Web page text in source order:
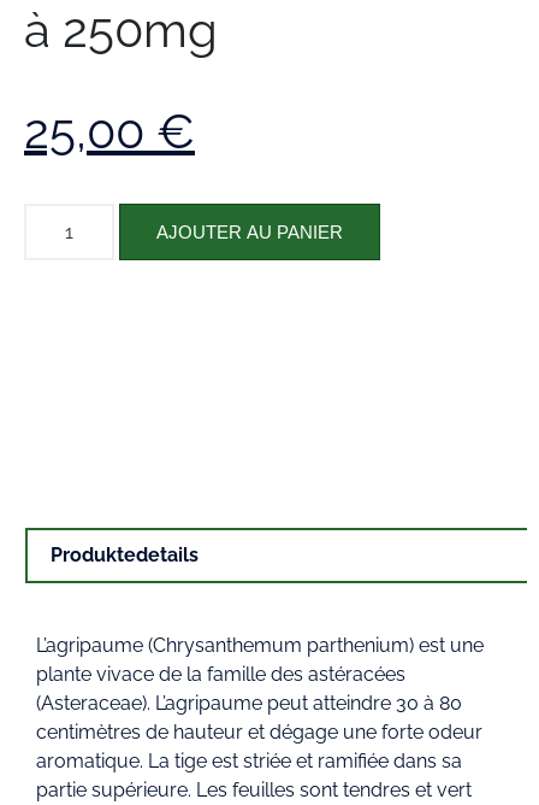
à 250mg
25,00 €
AJOUTER AU PANIER
Produktedetails
L’agripaume (Chrysanthemum parthenium) est une
plante vivace de la famille des astéracées
(Asteraceae). L’agripaume peut atteindre 30 à 80
centimètres de hauteur et dégage une forte odeur
aromatique. La tige est striée et ramifiée dans sa
partie supérieure. Les feuilles sont tendres et vert